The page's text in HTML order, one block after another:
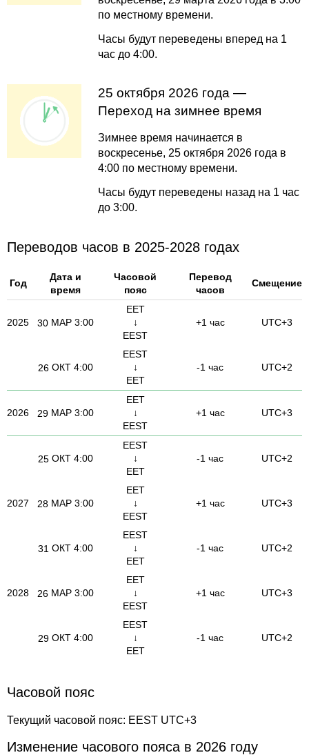
по местному времени.
Часы будут переведены вперед на 1
час до 4:00.
25 октября 2026 года —
Переход на зимнее время
Зимнее время начинается в
воскресенье, 25 октября 2026 года в
4:00 по местному времени.
Часы будут переведены назад на 1 час
до 3:00.
Переводов часов в 2025-2028 годах
Год
Дата и
время
Часовой
пояс
Перевод
часов
Смещение
2025 30 МАР 3:00
EET
↓
EEST
+1 час UTC+3
26 ОКТ 4:00
EEST
↓
EET
-1 час UTC+2
2026 29 МАР 3:00
EET
↓
EEST
+1 час UTC+3
25 ОКТ 4:00
EEST
↓
EET
-1 час UTC+2
2027 28 МАР 3:00
EET
↓
EEST
+1 час UTC+3
31 ОКТ 4:00
EEST
↓
EET
-1 час UTC+2
2028 26 МАР 3:00
EET
↓
EEST
+1 час UTC+3
29 ОКТ 4:00
EEST
↓
EET
-1 час UTC+2
Часовой пояс
Текущий часовой пояс: EEST UTC+3
Изменение часового пояса в 2026 году